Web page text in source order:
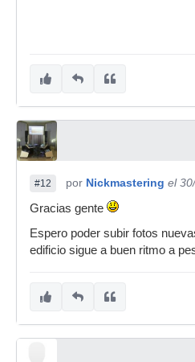
#12 por Nickmastering el
Gracias gente
Espero poder subir fotos
edificio sigue a buen ritmo a